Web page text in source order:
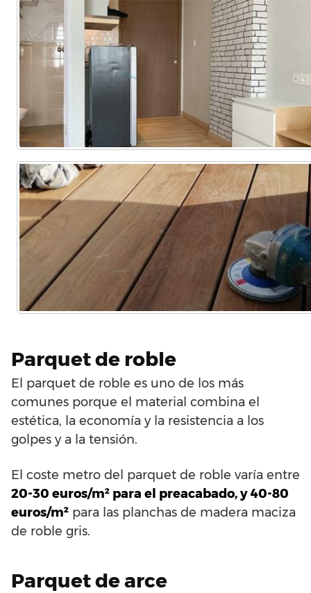
Parquet de roble
El parquet de roble es uno de los más
comunes porque el material combina el
estética, la economía y la resistencia a los
golpes y a la tensión.
El coste metro del parquet de roble varía entre
20-30 euros/m² para el preacabado, y 40-80
euros/m² para las planchas de madera maciza
de roble gris.
Parquet de arce